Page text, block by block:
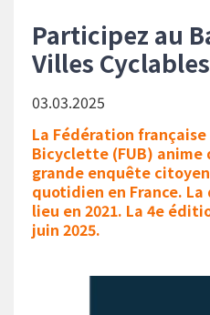
d'Ariane
Participez au
Villes
03.03.2025
La Fédération
Bicyclette (FUB) anime
grande enquête
quotidien en France.
lieu en 2021. La 4e
juin 2025.